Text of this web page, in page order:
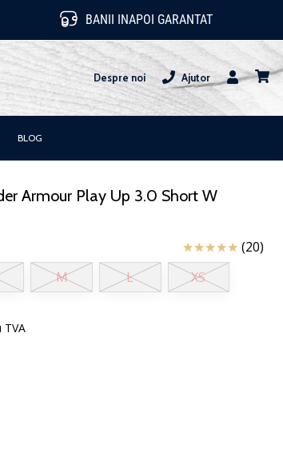
BANII INAPOI GARANTAT
Despre noi
Ajutor
Utilizator
BLOG
Armour Play Up 3.0 Short W
Review
(20)
M L XS
TVA